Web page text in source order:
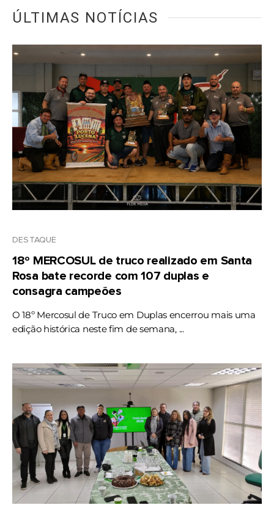
ÚLTIMAS NOTÍCIAS
DESTAQUE
18º MERCOSUL de truco realizado em Santa
Rosa bate recorde com 107 duplas e
consagra campeões
O 18º Mercosul de Truco em Duplas encerrou mais uma
edição histórica neste fim de semana, ...